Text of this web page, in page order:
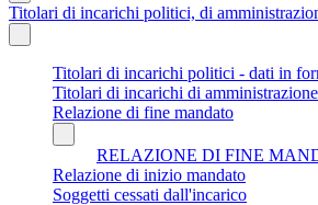
Titolari di incarichi politici, di
Titolari di incarichi politici - dati in
Titolari di incarichi di
Relazione di fine mandato
RELAZIONE DI FINE
Relazione di inizio mandato
Soggetti cessati dall'incarico